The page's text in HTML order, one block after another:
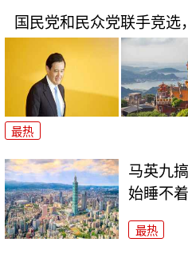
国民党和民众党联手竞选
最热
马英九
始睡不
最热